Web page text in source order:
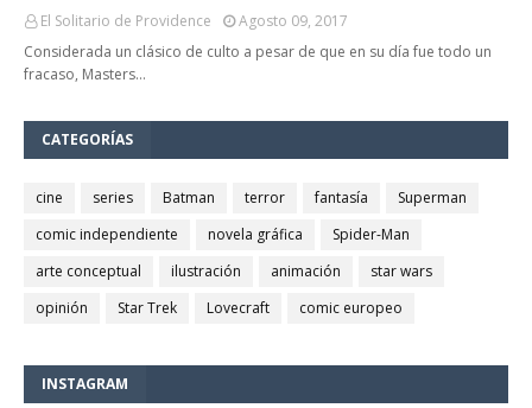
El Solitario de Providence
Agosto 09, 2017
Considerada un clásico de culto a pesar de que en su día fue todo un
fracaso, Masters…
CATEGORÍAS
cine series Batman terror fantasía
Superman
comic independiente
novela gráfica
Spider-Man
arte conceptual
ilustración animación
star wars
opinión
Star Trek Lovecraft comic europeo
INSTAGRAM